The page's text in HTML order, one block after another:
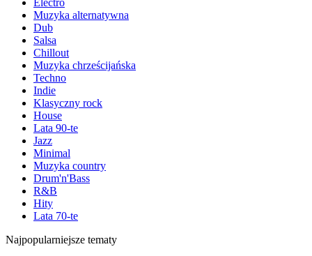
Electro
Muzyka alternatywna
Dub
Salsa
Chillout
Muzyka chrześcijańska
Techno
Indie
Klasyczny rock
House
Lata 90-te
Jazz
Minimal
Muzyka country
Drum'n'Bass
R&B
Hity
Lata 70-te
Najpopularniejsze tematy